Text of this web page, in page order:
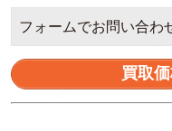
フォームでお問い合わ
買取